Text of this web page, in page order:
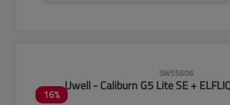
16%
SW55606
Uwell - Caliburn G5 Lite SE +